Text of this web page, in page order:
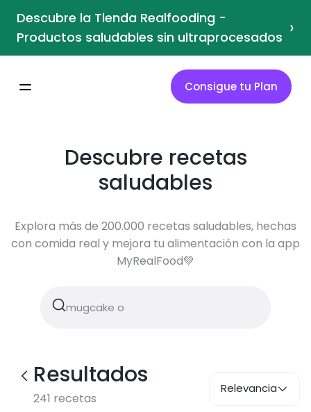
Descubre la Tienda Realfooding -
Productos saludables sin ultraprocesados ›
Consigue tu Plan
Descubre recetas
saludables
Explora más de 200.000 recetas saludables, hechas
con comida real y mejora tu alimentación con la app
MyRealFood💚
Resultados
241 recetas
Relevancia